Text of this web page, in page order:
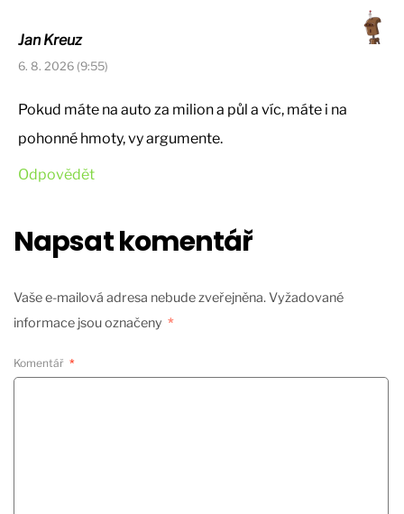
Jan Kreuz
6. 8. 2026 (9:55)
Pokud máte na auto za milion a půl a víc, máte i na
pohonné hmoty, vy argumente.
Odpovědět
Napsat komentář
Vaše e-mailová adresa nebude zveřejněna.Vyžadované
informace jsou označeny *
Komentář *